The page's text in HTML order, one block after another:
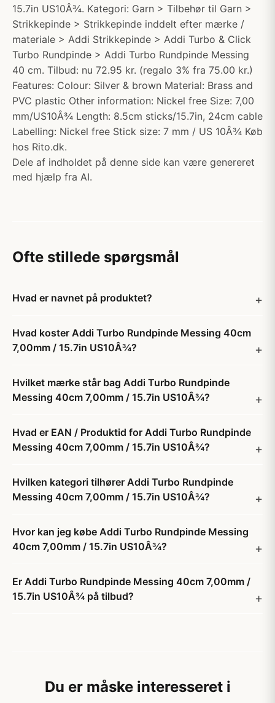
15.7in US10Â¾. Kategori: Garn > Tilbehør til Garn >
Strikkepinde > Strikkepinde inddelt efter mærke /
materiale > Addi Strikkepinde > Addi Turbo & Click
Turbo Rundpinde > Addi Turbo Rundpinde Messing
40 cm. Tilbud: nu 72.95 kr. (regalo 3% fra 75.00 kr.)
Features: Colour: Silver & brown Material: Brass and
PVC plastic Other information: Nickel free Size: 7,00
mm/US10Â¾ Length: 8.5cm sticks/15.7in, 24cm cable
Labelling: Nickel free Stick size: 7 mm / US 10Â¾ Køb
hos Rito.dk.
Dele af indholdet på denne side kan være genereret
med hjælp fra AI.
Ofte stillede spørgsmål
Hvad er navnet på produktet?
Hvad koster Addi Turbo Rundpinde Messing 40cm
7,00mm / 15.7in US10Â¾?
Hvilket mærke står bag Addi Turbo Rundpinde
Messing 40cm 7,00mm / 15.7in US10Â¾?
Hvad er EAN / Produktid for Addi Turbo Rundpinde
Messing 40cm 7,00mm / 15.7in US10Â¾?
Hvilken kategori tilhører Addi Turbo Rundpinde
Messing 40cm 7,00mm / 15.7in US10Â¾?
Hvor kan jeg købe Addi Turbo Rundpinde Messing
40cm 7,00mm / 15.7in US10Â¾?
Er Addi Turbo Rundpinde Messing 40cm 7,00mm /
15.7in US10Â¾ på tilbud?
Du er måske interesseret i